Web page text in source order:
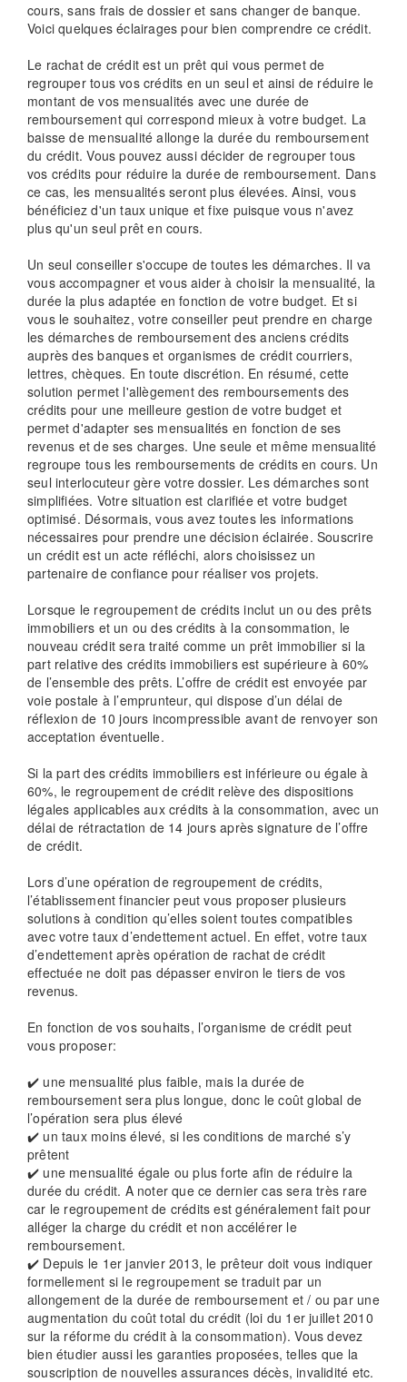
cours, sans frais de dossier et sans changer de banque.
Voici quelques éclairages pour bien comprendre ce crédit.
Le rachat de crédit est un prêt qui vous permet de
regrouper tous vos crédits en un seul et ainsi de réduire le
montant de vos mensualités avec une durée de
remboursement qui correspond mieux à votre budget. La
baisse de mensualité allonge la durée du remboursement
du crédit. Vous pouvez aussi décider de regrouper tous
vos crédits pour réduire la durée de remboursement. Dans
ce cas, les mensualités seront plus élevées. Ainsi, vous
bénéficiez d'un taux unique et fixe puisque vous n'avez
plus qu'un seul prêt en cours.
Un seul conseiller s'occupe de toutes les démarches. Il va
vous accompagner et vous aider à choisir la mensualité, la
durée la plus adaptée en fonction de votre budget. Et si
vous le souhaitez, votre conseiller peut prendre en charge
les démarches de remboursement des anciens crédits
auprès des banques et organismes de crédit courriers,
lettres, chèques. En toute discrétion. En résumé, cette
solution permet l'allègement des remboursements des
crédits pour une meilleure gestion de votre budget et
permet d'adapter ses mensualités en fonction de ses
revenus et de ses charges. Une seule et même mensualité
regroupe tous les remboursements de crédits en cours. Un
seul interlocuteur gère votre dossier. Les démarches sont
simplifiées. Votre situation est clarifiée et votre budget
optimisé. Désormais, vous avez toutes les informations
nécessaires pour prendre une décision éclairée. Souscrire
un crédit est un acte réfléchi, alors choisissez un
partenaire de confiance pour réaliser vos projets.
Lorsque le regroupement de crédits inclut un ou des prêts
immobiliers et un ou des crédits à la consommation, le
nouveau crédit sera traité comme un prêt immobilier si la
part relative des crédits immobiliers est supérieure à 60%
de l’ensemble des prêts. L’offre de crédit est envoyée par
voie postale à l’emprunteur, qui dispose d’un délai de
réflexion de 10 jours incompressible avant de renvoyer son
acceptation éventuelle.
Si la part des crédits immobiliers est inférieure ou égale à
60%, le regroupement de crédit relève des dispositions
légales applicables aux crédits à la consommation, avec un
délai de rétractation de 14 jours après signature de l’offre
de crédit.
Lors d’une opération de regroupement de crédits,
l’établissement financier peut vous proposer plusieurs
solutions à condition qu’elles soient toutes compatibles
avec votre taux d’endettement actuel. En effet, votre taux
d’endettement après opération de rachat de crédit
effectuée ne doit pas dépasser environ le tiers de vos
revenus.
En fonction de vos souhaits, l’organisme de crédit peut
vous proposer:
✔️ une mensualité plus faible, mais la durée de
remboursement sera plus longue, donc le coût global de
l’opération sera plus élevé
✔️ un taux moins élevé, si les conditions de marché s’y
prêtent
✔️ une mensualité égale ou plus forte afin de réduire la
durée du crédit. A noter que ce dernier cas sera très rare
car le regroupement de crédits est généralement fait pour
alléger la charge du crédit et non accélérer le
remboursement.
✔️ Depuis le 1er janvier 2013, le prêteur doit vous indiquer
formellement si le regroupement se traduit par un
allongement de la durée de remboursement et / ou par une
augmentation du coût total du crédit (loi du 1er juillet 2010
sur la réforme du crédit à la consommation). Vous devez
bien étudier aussi les garanties proposées, telles que la
souscription de nouvelles assurances décès, invalidité etc.